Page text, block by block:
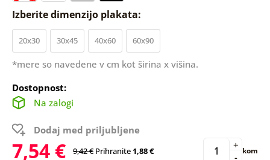
Izberite dimenzijo plakata:
20x30 30x45 40x60 60x90
*mere so navedene v cm kot širina x višina.
Dostopnost:
Na zalogi
Dodaj med priljubljene
7,54 € 9,42 € Prihranite1,88 € -
+ kom